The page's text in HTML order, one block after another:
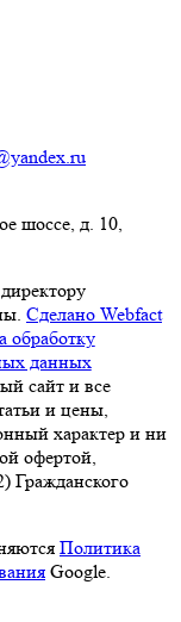
шоссе, д. 10,
Сделано Webfact
обработку
данных
сайт и все
и цены,
характер и ни
офертой,
Гражданского
Политика
Google.